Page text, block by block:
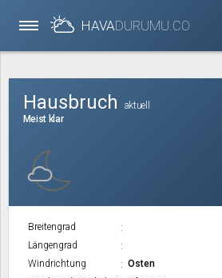
HAVADURUMU.CO
Hausbruch
aktuell
Meist klar
Breitengrad
Längengrad
Windrichtung
Osten